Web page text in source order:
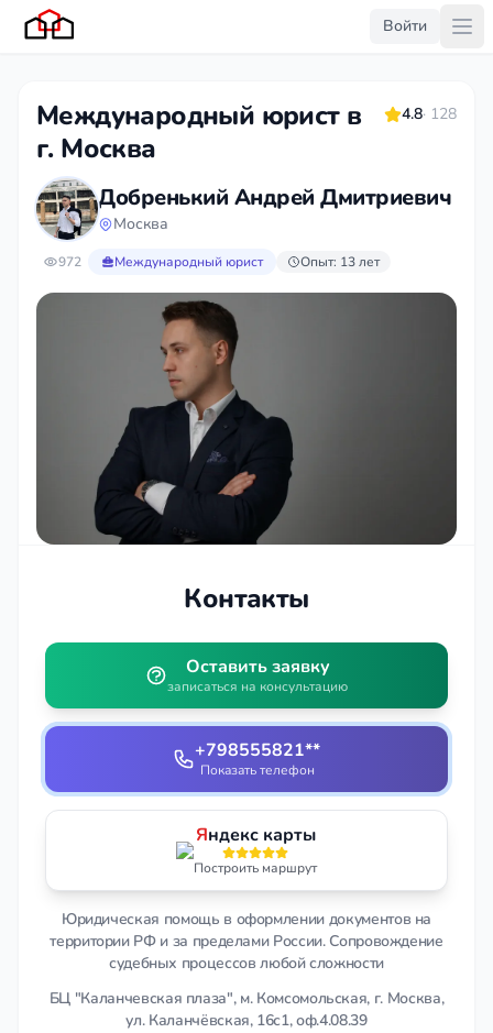
Войти
Международный юрист в
г. Москва
4.8· 128
Добренький Андрей Дмитриевич
Москва
972 Международный юрист Опыт: 13 лет
Контакты
Оставить заявку
записаться на консультацию
+798555821**
Показать телефон
Яндекс карты
Построить маршрут
Юридическая помощь в оформлении документов на
территории РФ и за пределами России. Сопровождение
судебных процессов любой сложности
БЦ "Каланчевская плаза", м. Комсомольская, г. Москва,
ул. Каланчёвская, 16с1, оф.4.08.39